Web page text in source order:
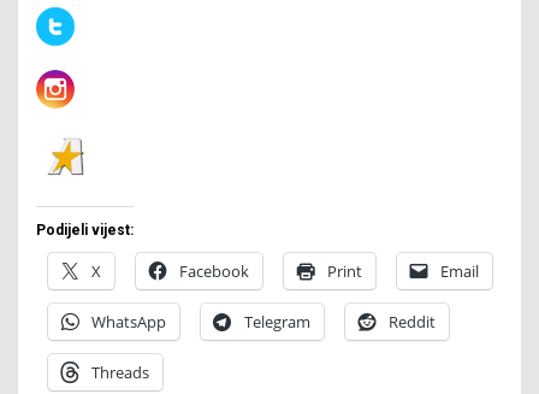
Podijeli vijest:
X Facebook Print Email
WhatsApp Telegram Reddit
Threads